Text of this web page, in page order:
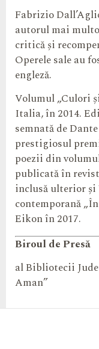
Fabrizio
autorul mai
critică şi
Operele sale au
engleză.
Volumul „Culori
Italia, în 2014.
semnată de
prestigiosul
poezii din
publicată în
inclusă ulterior
contemporană
Eikon în 2017.
Biroul de Presă
al Bibliotecii
Aman”